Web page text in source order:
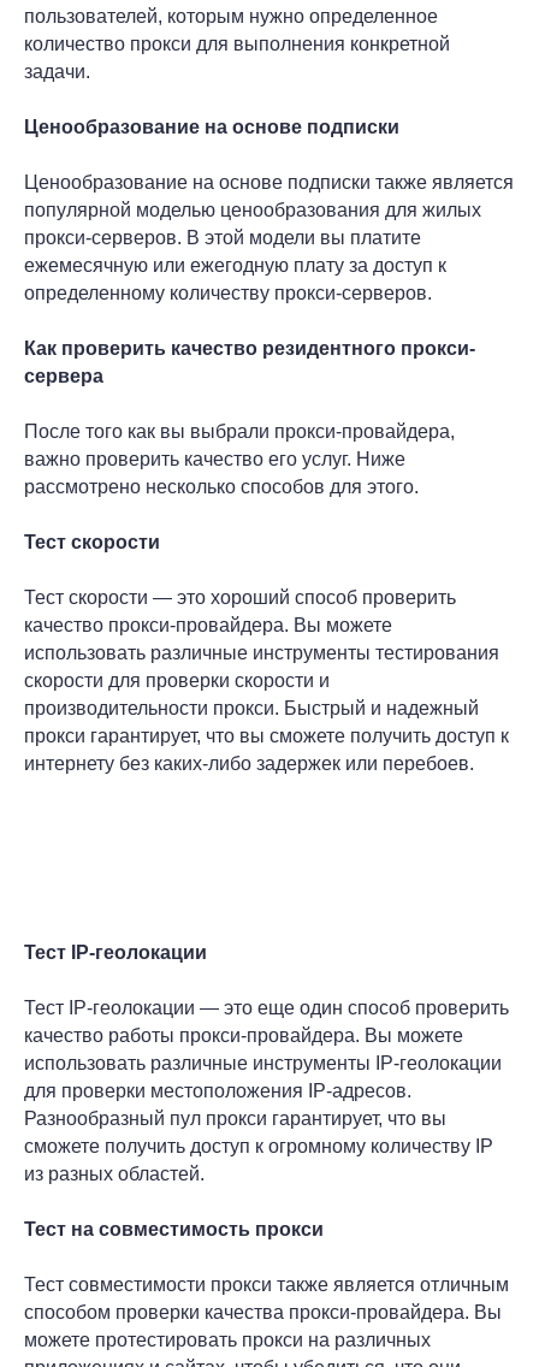
пользователей, которым нужно определенное
количество прокси для выполнения конкретной
задачи.
Ценообразование на основе подписки
Ценообразование на основе подписки также является
популярной моделью ценообразования для жилых
прокси-серверов. В этой модели вы платите
ежемесячную или ежегодную плату за доступ к
определенному количеству прокси-серверов.
Как проверить качество резидентного прокси-
сервера
После того как вы выбрали прокси-провайдера,
важно проверить качество его услуг. Ниже
рассмотрено несколько способов для этого.
Тест скорости
Тест скорости — это хороший способ проверить
качество прокси-провайдера. Вы можете
использовать различные инструменты тестирования
скорости для проверки скорости и
производительности прокси. Быстрый и надежный
прокси гарантирует, что вы сможете получить доступ к
интернету без каких-либо задержек или перебоев.
Тест IP-геолокации
Тест IP-геолокации — это еще один способ проверить
качество работы прокси-провайдера. Вы можете
использовать различные инструменты IP-геолокации
для проверки местоположения IP-адресов.
Разнообразный пул прокси гарантирует, что вы
сможете получить доступ к огромному количеству IP
из разных областей.
Тест на совместимость прокси
Тест совместимости прокси также является отличным
способом проверки качества прокси-провайдера. Вы
можете протестировать прокси на различных